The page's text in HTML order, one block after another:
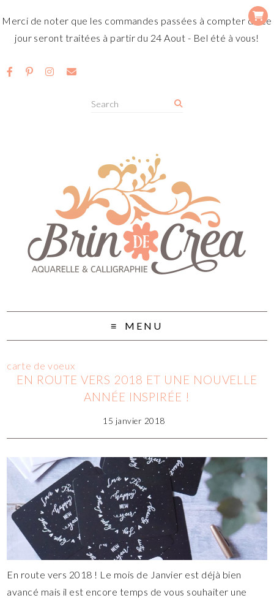
Merci de noter que les commandes passées à compter de ce
jour seront traitées à partir du 24 Aout - Bel été à vous!
MENU
carte de voeux
EN ROUTE VERS 2018 ET UNE NOUVELLE
ANNÉE INSPIRÉE !
15 janvier 2018
En route vers 2018 ! Le mois de Janvier est déjà bien
avancé mais il est encore temps de vous souhaiter une